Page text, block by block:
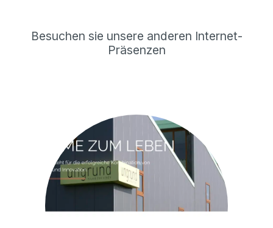
Besuchen sie unsere anderen Internet-
Präsenzen